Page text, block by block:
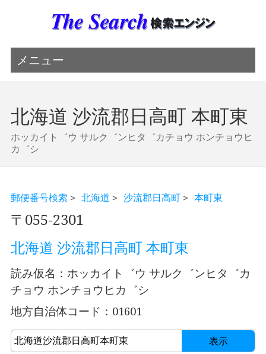
メニュー
北海道 沙流郡日高町 本町東
ホッカイト゛ウ サルク゛ンヒタ゛カチョウ ホンチョウヒ
カ゛シ
郵便番号検索 > 北海道 > 沙流郡日高町> 本町東
〒055-2301
北海道 沙流郡日高町 本町東
読み仮名：ホッカイト゛ウ サルク゛ンヒタ゛カ
チョウ ホンチョウヒカ゛シ
地方自治体コード：01601
表示